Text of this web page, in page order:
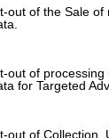
out of the Sale of
out of processing
for Targeted
out of Collection,
πήρε 64
Δύο
της